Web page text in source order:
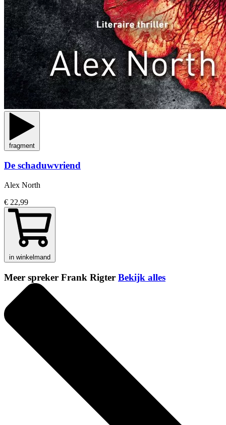
fragment
De schaduwvriend
Alex North
€ 22,99
in winkelmand
Meer spreker Frank Rigter Bekijk alles